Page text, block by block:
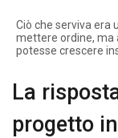
Ciò che serviva era
mettere ordine, ma
potesse crescere
La
progetto